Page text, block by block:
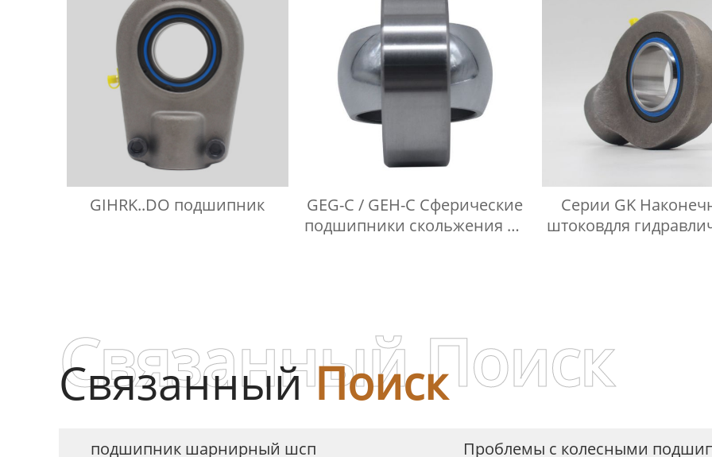
GIHRK..DO подшипник
GEG-C / GEH-C Сферические
подшипники скольжения не
Серии GK
штоковдля
СвязанныйПоиск
Связанный Поиск
подшипник шарнирный шсп
Проблемы с колесными